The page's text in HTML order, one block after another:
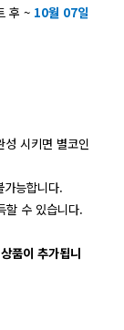
후 ~ 10월 07일
성 시키면 별코인
능합니다.
할 수 있습니다.
품이 추가됩니